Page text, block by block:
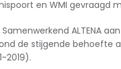
en WMI gevraagd
ALTENA
de stijgende behoefte
2019).